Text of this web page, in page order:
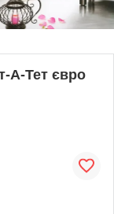
А-Тет євро